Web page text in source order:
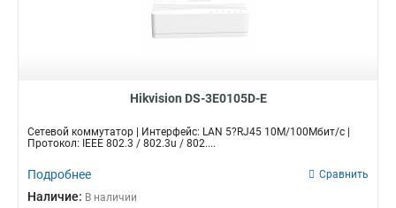
Hikvision DS-3E0105D-E
Сетевой коммутатор | Интерфейс: LAN 5?RJ45 10M/100Мбит/с |
Протокол: IEEE 802.3 / 802.3u / 802....
Подробнее Сравнить
Наличие: В наличии